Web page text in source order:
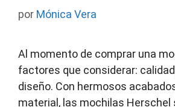
por Mónica Vera
Al momento de comprar una
factores que considerar:
diseño. Con hermosos
material, las mochilas Herschel